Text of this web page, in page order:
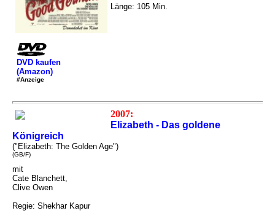
Länge: 105 Min.
DVD kaufen
(Amazon)
#Anzeige
2007:
Elizabeth - Das goldene
Königreich
("Elizabeth: The Golden Age")
(GB/F)
mit
Cate Blanchett,
Clive Owen
Regie: Shekhar Kapur